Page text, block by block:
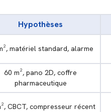
Hypothèses
matériel standard, alarme
60 m², pano 2D, coffre
pharmaceutique
CBCT, compresseur récent